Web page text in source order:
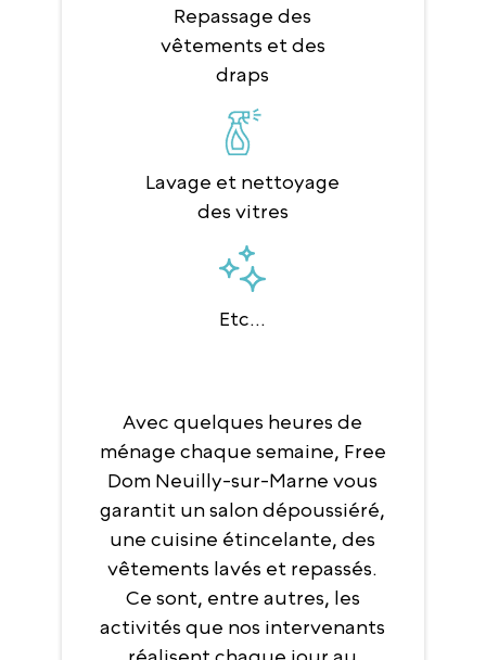
Repassage des
vêtements et des
draps
Lavage et nettoyage
des vitres
Etc...
Avec quelques heures de
ménage chaque semaine, Free
Dom Neuilly-sur-Marne vous
garantit un salon dépoussiéré,
une cuisine étincelante, des
vêtements lavés et repassés.
Ce sont, entre autres, les
activités que nos intervenants